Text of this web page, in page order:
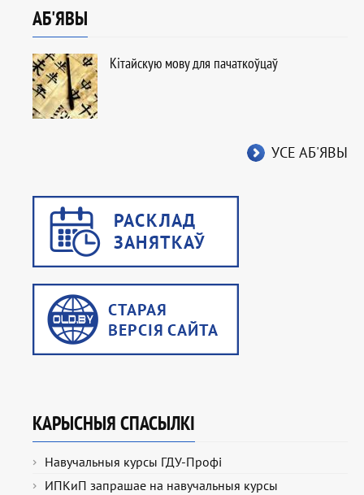
АБ'ЯВЫ
Кітайскую мову для пачаткоўцаў
УСЕ АБ'ЯВЫ
КАРЫСНЫЯ СПАСЫЛКІ
Навучальныя курсы ГДУ-Профі
ИПКиП запрашае на навучальныя курсы